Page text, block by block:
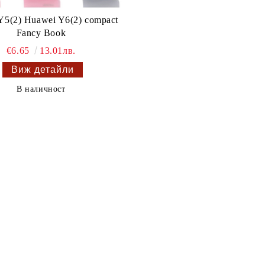
Huawei Y6(2) compact
Fancy Book
€6.65
13.01лв.
Виж детайли
В наличност